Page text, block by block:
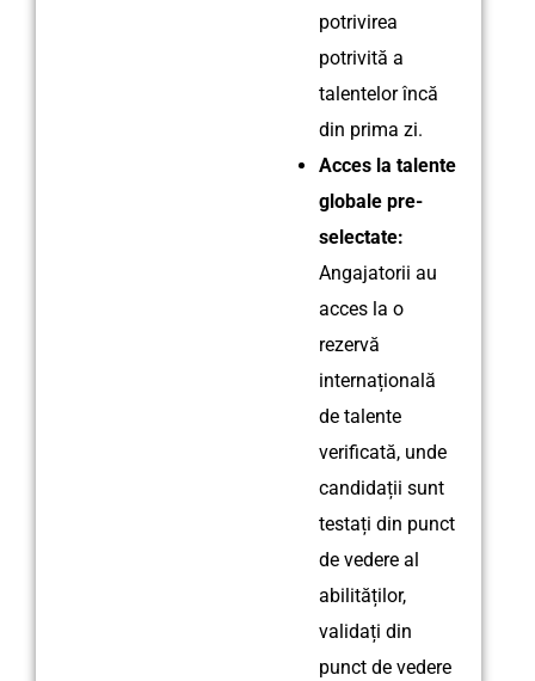
potrivirea
potrivită a
talentelor încă
din prima zi.
Acces la talente
globale pre-
selectate:
Angajatorii au
acces la o
rezervă
internațională
de talente
verificată, unde
candidații sunt
testați din punct
de vedere al
abilităților,
validați din
punct de vedere